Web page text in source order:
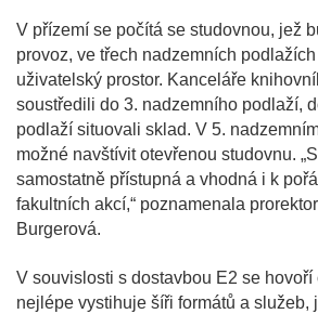
V přízemí se počítá se studovnou, jež
provoz, ve třech nadzemních
uživatelský prostor. Kanceláře
soustředili do 3. nadzemního podlaží,
podlaží situovali sklad. V 5.
možné navštívit otevřenou studovnu.
samostatně přístupná a vhodná i k
fakultních akcí,“ poznamenala
Burgerová.
V souvislosti s dostavbou E2 se hovoří
nejlépe vystihuje šíři formátů a služeb,